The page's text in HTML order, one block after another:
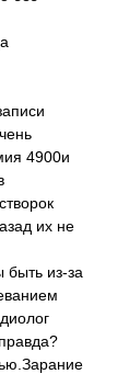
4900и
их не
быть из-за